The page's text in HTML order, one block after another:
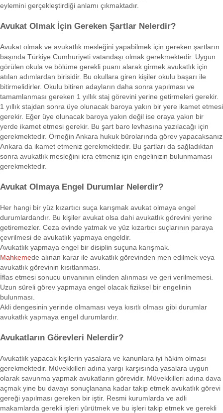
eylemini gerçekleştirdiği anlamı çıkmaktadır.
Avukat Olmak İçin Gereken Şartlar Nelerdir?
Avukat olmak ve avukatlık mesleğini yapabilmek için gereken şartların
başında Türkiye Cumhuriyeti vatandaşı olmak gerekmektedir. Uygun
görülen okula ve bölüme gerekli puanı alarak girmek avukatlık için
atılan adımlardan birisidir. Bu okullara giren kişiler okulu başarı ile
bitirmelidirler. Okulu bitiren adayların daha sonra yapılması ve
tamamlanması gereken 1 yıllık staj görevini yerine getirmeleri gerekir.
1 yıllık stajdan sonra üye olunacak baroya yakın bir yere ikamet etmesi
gerekir. Eğer üye olunacak baroya yakın değil ise oraya yakın bir
yerde ikamet etmesi gerekir. Bu şart baro levhasına yazılacağı için
gerekmektedir. Örneğin Ankara hukuk bürolarında görev yapacaksanız
Ankara da ikamet etmeniz gerekmektedir. Bu şartları da sağladıktan
sonra avukatlık mesleğini icra etmeniz için engelinizin bulunmaması
gerekmektedir.
Avukat Olmaya Engel Durumlar Nelerdir?
Her hangi bir yüz kızartıcı suça karışmak avukat olmaya engel
durumlardandır. Bu kişiler avukat olsa dahi avukatlık görevini yerine
getiremezler. Ceza evinde yatmak ve yüz kızartıcı suçlarının paraya
çevrilmesi de avukatlık yapmaya engeldir.
Avukatlık yapmaya engel bir disiplin suçuna karışmak.
Mahkemede alınan karar ile avukatlık görevinden men edilmek veya
avukatlık görevinin kısıtlanması.
İflas etmesi sonucu unvanının elinden alınması ve geri verilmemesi.
Uzun süreli görev yapmaya engel olacak fiziksel bir engelinin
bulunması.
Akli dengesinin yerinde olmaması veya kısıtlı olması gibi durumlar
avukatlık yapmaya engel durumlardır.
Avukatların Görevleri Nelerdir?
Avukatlık yapacak kişilerin yasalara ve kanunlara iyi hâkim olması
gerekmektedir. Müvekkilleri adına yargı karşısında yasalara uygun
olarak savunma yapmak avukatların görevidir. Müvekkilleri adına dava
açmak yine bu davayı sonuçlanana kadar takip etmek avukatlık görevi
gereği yapılması gereken bir iştir. Resmi kurumlarda ve adli
makamlarda gerekli işleri yürütmek ve bu işleri takip etmek ve gerekli